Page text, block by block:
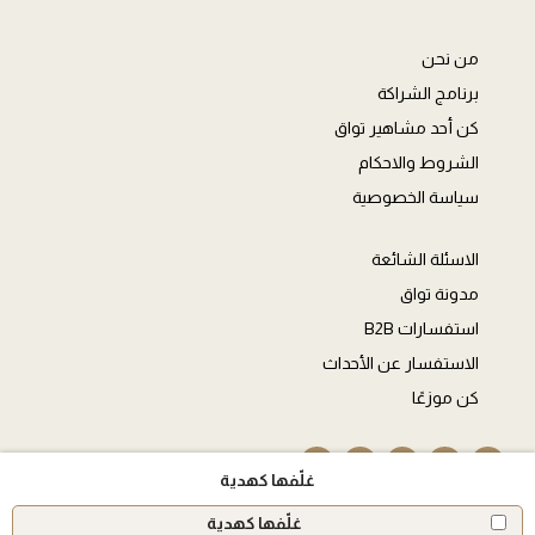
غلّفها كهدية
غلّفها كهدية
من نحن
برنامج الشراكة
كن أحد مشاهير تواق
الشروط والاحكام
سياسة الخصوصية
الاسئلة الشائعة
مدونة تواق
استفسارات B2B
الاستفسار عن الأحداث
كن موزعًا